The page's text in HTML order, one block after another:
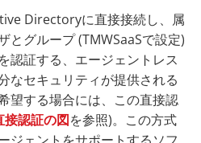
Directoryに直接接続し、属
とグループ (TMWSaaSで設定)
認証する、エージェントレス
なセキュリティが提供される
望する場合には、この直接認
接認証の図を参照)。この方式